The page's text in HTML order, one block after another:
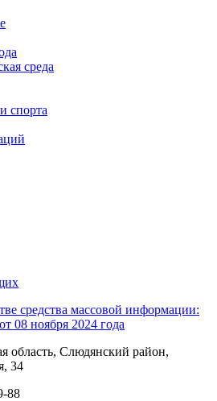
среда
спорта
средства массовой информации:
08 ноября 2024 года
область, Слюдянский район,
34
88